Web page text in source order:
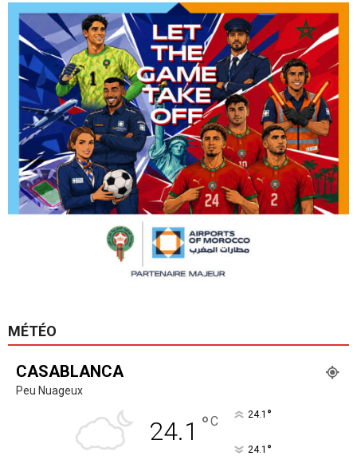
MÉTÉO
CASABLANCA
Peu Nuageux
24.1 °C 24.1 °
24.1 °